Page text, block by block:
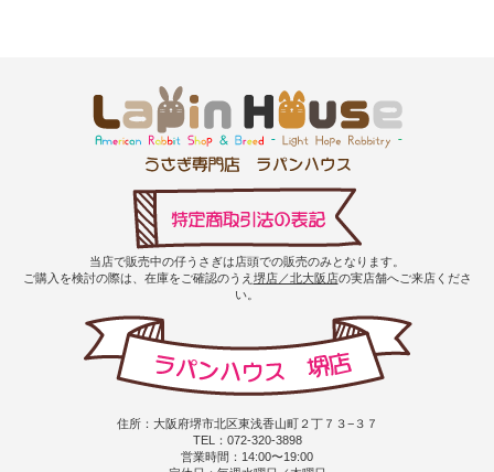
当店で販売中の仔うさぎは店頭での販売のみとなります。
ご購入を検討の際は、在庫をご確認のうえ 堺店／北大阪店の実店舗へご来店くださ
い。
住所：大阪府堺市北区東浅香山町２丁７３−３７
TEL：072-320-3898
営業時間：14:00〜19:00